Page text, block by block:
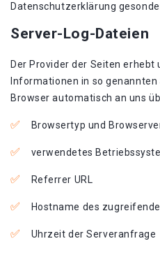
Datenschutzerklärung
Server-Log-Dateien
Der Provider der Seiten
Informationen in so
Browser automatisch an uns
Browsertyp und
verwendetes
Referrer URL
Hostname des
Uhrzeit der Serveranfrage